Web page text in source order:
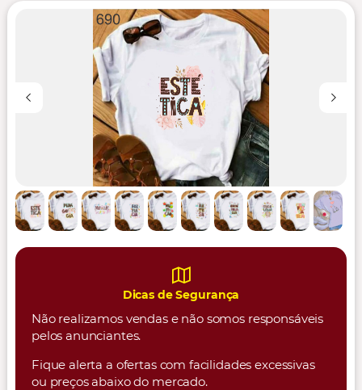
Dicas de Segurança
Não realizamos vendas e não somos responsáveis
pelos anunciantes.
Fique alerta a ofertas com facilidades excessivas
ou preços abaixo do mercado.